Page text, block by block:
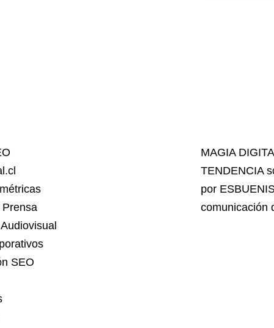
SEO
MAGIA
TENDENCIA
por
comunicación